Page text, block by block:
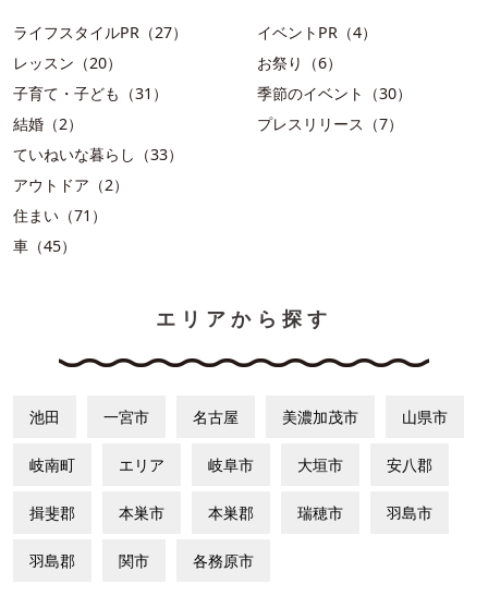
ライフスタイルPR（27）
レッスン（20）
子育て・子ども（31）
結婚（2）
ていねいな暮らし（33）
アウトドア（2）
住まい（71）
車（45）
イベントPR（4）
お祭り（6）
季節のイベント（30）
プレスリリース（7）
エリアから探す
池田 一宮市 名古屋 美濃加茂市 山県市
岐南町 エリア 岐阜市 大垣市 安八郡
揖斐郡 本巣市 本巣郡 瑞穂市 羽島市
羽島郡 関市 各務原市